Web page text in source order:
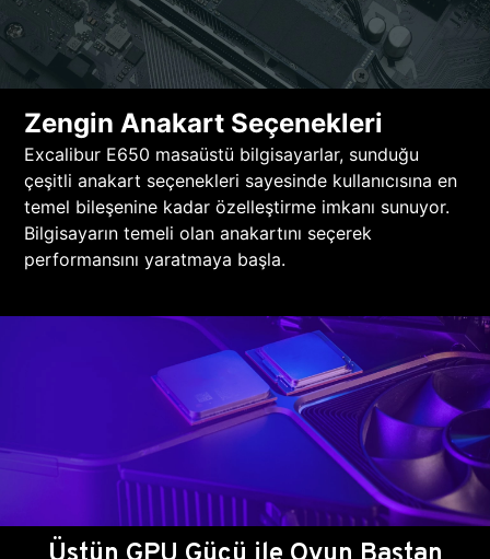
Zengin Anakart Seçenekleri
Excalibur E650 masaüstü bilgisayarlar, sunduğu
çeşitli anakart seçenekleri sayesinde kullanıcısına en
temel bileşenine kadar özelleştirme imkanı sunuyor.
Bilgisayarın temeli olan anakartını seçerek
performansını yaratmaya başla.
Üstün GPU Gücü ile Oyun Baştan